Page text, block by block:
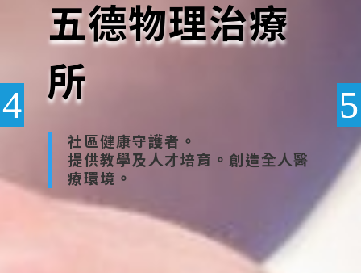
五德物理治療
所
社區健康守護者。
提供教學及人才培育。創造全人醫
療環境。